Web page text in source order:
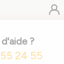
?
24 55